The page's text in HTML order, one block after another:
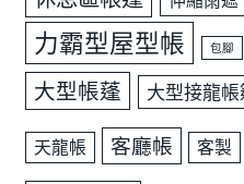
力霸型屋型帳 包腳
大型帳蓬 大型接龍帳
天龍帳 客廳帳 客製